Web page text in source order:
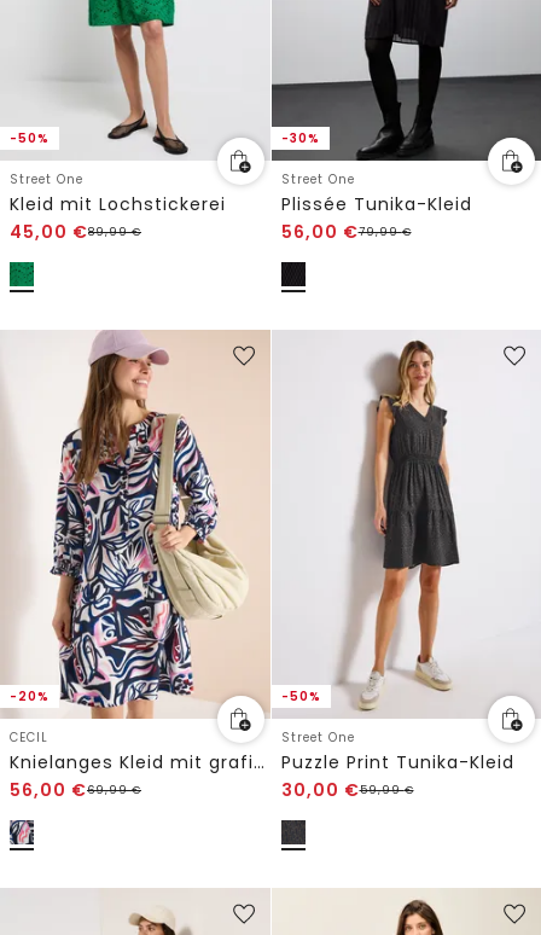
-50%
Street One
Kleid mit Lochstickerei
45,00 €89,99€
-30%
Street One
Plissée Tunika-Kleid
56,00 €79,99€
-20%
CECIL
Knielanges Kleid mit grafischem Muster
56,00 €69,99€
-50%
Street One
Puzzle Print Tunika-Kleid
30,00 €59,99€